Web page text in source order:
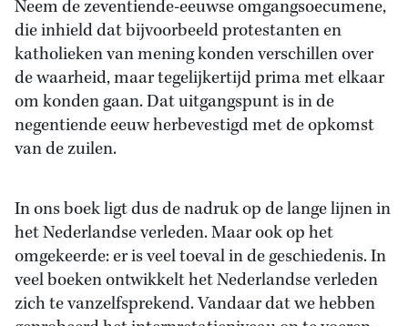
Neem de zeventiende-eeuwse omgangsoecumene,
die inhield dat bijvoorbeeld protestanten en
katholieken van mening konden verschillen over
de waarheid, maar tegelijkertijd prima met elkaar
om konden gaan. Dat uitgangspunt is in de
negentiende eeuw herbevestigd met de opkomst
van de zuilen.
In ons boek ligt dus de nadruk op de lange lijnen in
het Nederlandse verleden. Maar ook op het
omgekeerde: er is veel toeval in de geschiedenis. In
veel boeken ontwikkelt het Nederlandse verleden
zich te vanzelfsprekend. Vandaar dat we hebben